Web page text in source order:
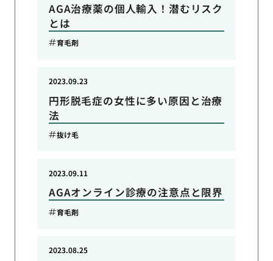
AGA治療薬の個人輸入！潜むリスク
とは
育毛剤
円形脱毛症の女性に多い原因と治療
法
2023.09.23
抜け毛
AGAオンライン診療の注意点と限界
2023.09.11
育毛剤
2023.08.25